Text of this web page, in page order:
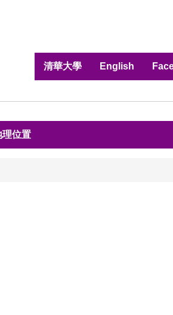
清華大學 English
理位置